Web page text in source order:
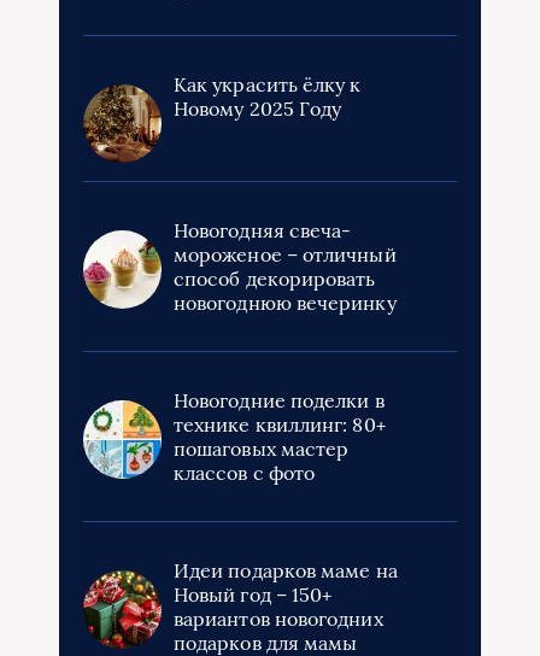
Как украсить ёлку к
Новому 2025 Году
Новогодняя свеча-
мороженое – отличный
способ декорировать
новогоднюю вечеринку
Новогодние поделки в
технике квиллинг: 80+
пошаговых мастер
классов с фото
Идеи подарков маме на
Новый год – 150+
вариантов новогодних
подарков для мамы